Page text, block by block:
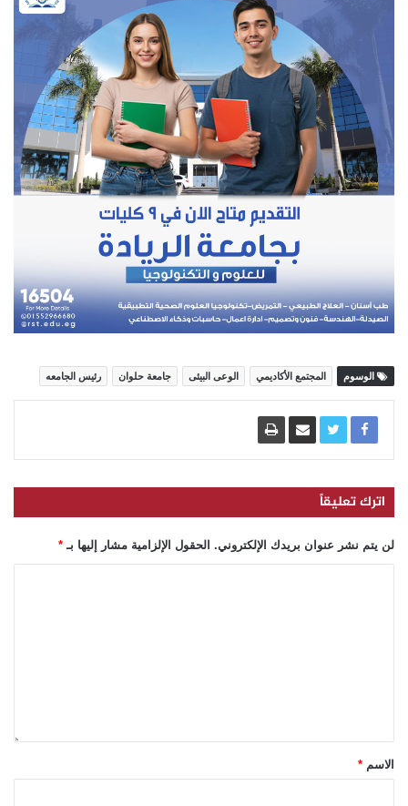
الوسوم المجتمع الأكاديمي الوعى البيئى جامعة حلوان رئيس الجامعه
اترك تعليقاً
لن يتم نشر عنوان بريدك الإلكتروني. الحقول الإلزامية مشار إليها بـ *
الاسم *